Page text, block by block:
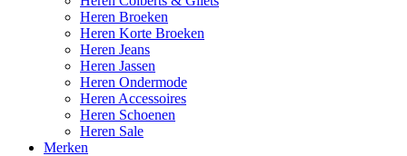
Heren Broeken
Heren Korte Broeken
Heren Jeans
Heren Jassen
Heren Ondermode
Heren Accessoires
Heren Schoenen
Heren Sale
Merken